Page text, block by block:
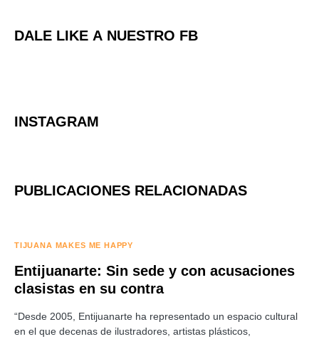
DALE LIKE A NUESTRO FB
INSTAGRAM
PUBLICACIONES RELACIONADAS
TIJUANA MAKES ME HAPPY
Entijuanarte: Sin sede y con acusaciones
clasistas en su contra
“Desde 2005, Entijuanarte ha representado un espacio cultural
en el que decenas de ilustradores, artistas plásticos,